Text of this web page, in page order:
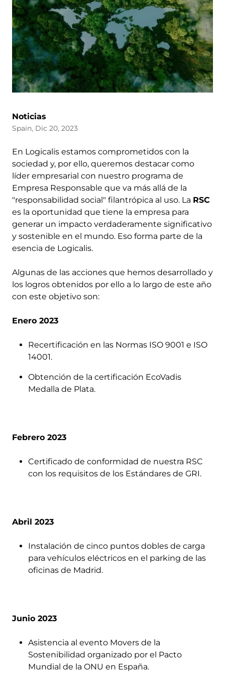
Noticias
Spain, Dic 20, 2023
En Logicalis estamos comprometidos con la
sociedad y, por ello, queremos destacar como
líder empresarial con nuestro programa de
Empresa Responsable que va más allá de la
"responsabilidad social" filantrópica al uso. La RSC
es la oportunidad que tiene la empresa para
generar un impacto verdaderamente significativo
y sostenible en el mundo. Eso forma parte de la
esencia de Logicalis.
Algunas de las acciones que hemos desarrollado y
los logros obtenidos por ello a lo largo de este año
con este objetivo son:
Enero 2023
Recertificación en las Normas ISO 9001 e ISO
14001.
Obtención de la certificación EcoVadis
Medalla de Plata.
Febrero 2023
Certificado de conformidad de nuestra RSC
con los requisitos de los Estándares de GRI.
Abril 2023
Instalación de cinco puntos dobles de carga
para vehículos eléctricos en el parking de las
oficinas de Madrid.
Junio 2023
Asistencia al evento Movers de la
Sostenibilidad organizado por el Pacto
Mundial de la ONU en España.